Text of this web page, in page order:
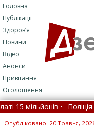
Головна
Публікації
Здоров’я
Новини
Відео
Анонси
Привітання
Оголошення
мільйонів • Поліція
• 5 серпня: це цікаво
Опубліковано: 20 Травня,